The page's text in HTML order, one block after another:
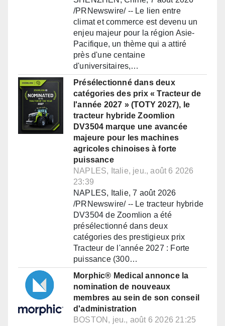
/PRNewswire/ -- Le lien entre
climat et commerce est devenu un
enjeu majeur pour la région Asie-
Pacifique, un thème qui a attiré
près d'une centaine
d'universitaires,…
Présélectionné dans deux
catégories des prix « Tracteur de
l'année 2027 » (TOTY 2027), le
tracteur hybride Zoomlion
DV3504 marque une avancée
majeure pour les machines
agricoles chinoises à forte
puissance
NAPLES, Italie, jeu., août 6 2026
23:39
NAPLES, Italie, 7 août 2026
/PRNewswire/ -- Le tracteur hybride
DV3504 de Zoomlion a été
présélectionné dans deux
catégories des prestigieux prix
Tracteur de l'année 2027 : Forte
puissance (300…
Morphic® Medical annonce la
nomination de nouveaux
membres au sein de son conseil
d'administration
BOSTON, jeu., août 6 2026 21:25